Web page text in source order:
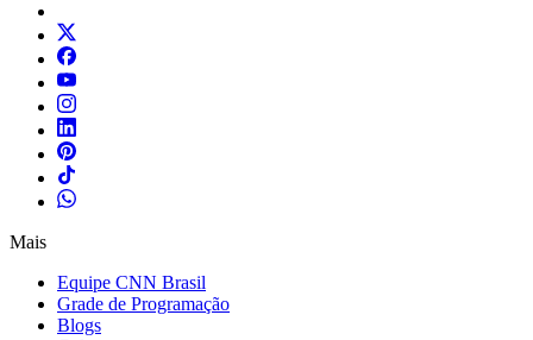
Mais
Equipe CNN Brasil
Grade de Programação
Blogs